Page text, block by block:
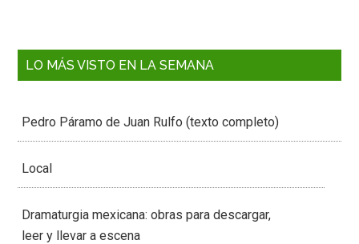
LO MÁS VISTO EN LA SEMANA
Pedro Páramo de Juan Rulfo (texto completo)
Local
Dramaturgia mexicana: obras para descargar,
leer y llevar a escena